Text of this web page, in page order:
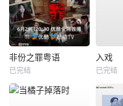
非份之罪粤语
已完结
入戏
已完结